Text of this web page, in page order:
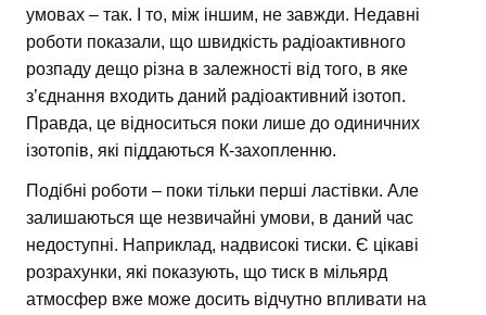
умовах – так. І то, між іншим, не завжди. Недавні
роботи показали, що швидкість радіоактивного
розпаду дещо різна в залежності від того, в яке
з’єднання входить даний радіоактивний ізотоп.
Правда, це відноситься поки лише до одиничних
ізотопів, які піддаються К-захопленню.
Подібні роботи – поки тільки перші ластівки. Але
залишаються ще незвичайні умови, в даний час
недоступні. Наприклад, надвисокі тиски. Є цікаві
розрахунки, які показують, що тиск в мільярд
атмосфер вже може досить відчутно впливати на